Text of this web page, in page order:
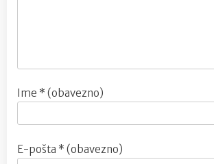
Ime * (obavezno)
E-pošta * (obavezno)